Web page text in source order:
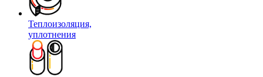
Теплоизоляция,
уплотнения